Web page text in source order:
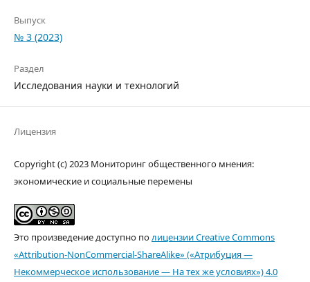
Выпуск
№ 3 (2023)
Раздел
Исследования науки и технологий
Лицензия
Copyright (c) 2023 Мониторинг общественного мнения:
экономические и социальные перемены
Это произведение доступно полицензии Creative Commons
«Attribution-NonCommercial-ShareAlike» («Атрибуция —
Некоммерческое использование — На тех же условиях») 4.0